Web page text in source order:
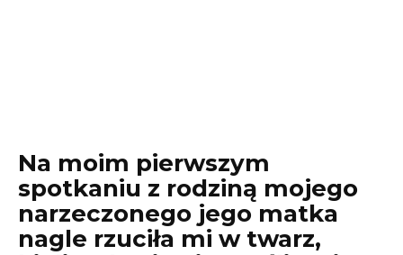
Na moim pierwszym
spotkaniu z rodziną mojego
narzeczonego jego matka
nagle rzuciła mi w twarz,